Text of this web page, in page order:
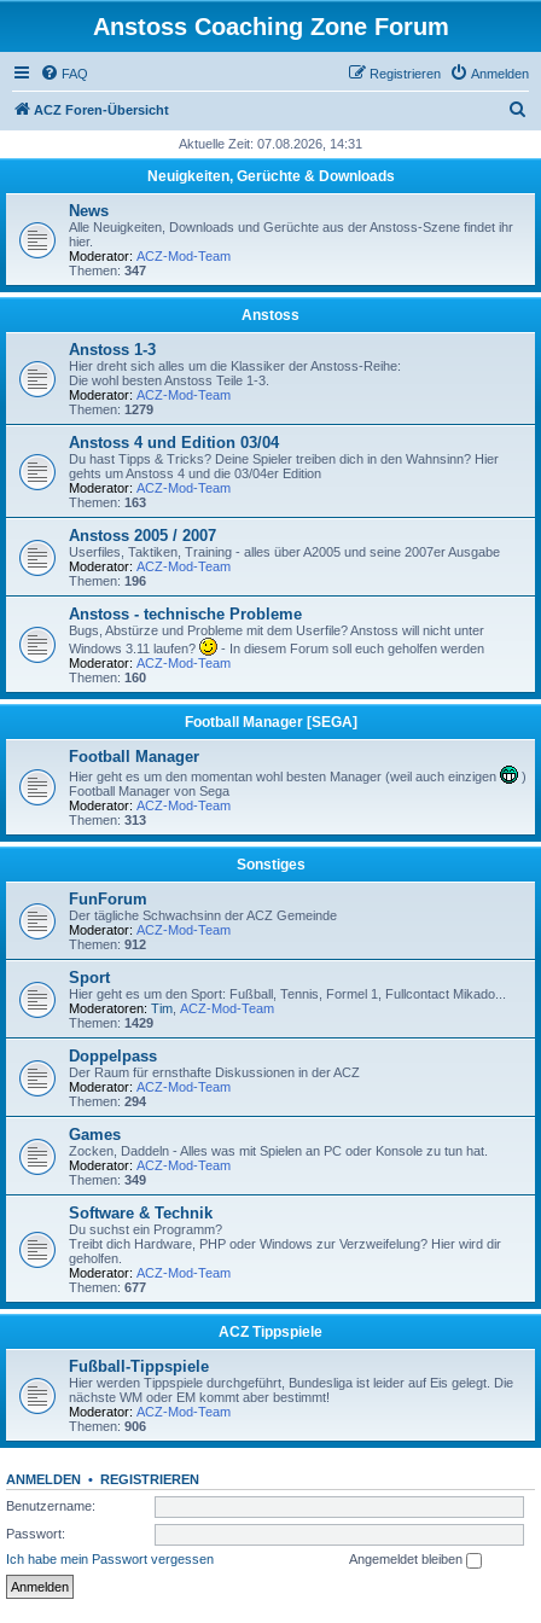
Anstoss Coaching Zone Forum
FAQ Anmelden
Registrieren
ACZ Foren-Übersicht
h
Aktuelle Zeit: 07.08.2026, 14:31
Neuigkeiten, Gerüchte & Downloads
News
Alle Neuigkeiten, Downloads und Gerüchte aus der Anstoss-Szene findet ihr
hier.
Moderator: ACZ-Mod-Team
Themen: 347
Anstoss
Anstoss 1-3
Hier dreht sich alles um die Klassiker der Anstoss-Reihe:
Die wohl besten Anstoss Teile 1-3.
Moderator: ACZ-Mod-Team
Themen: 1279
Anstoss 4 und Edition 03/04
Du hast Tipps & Tricks? Deine Spieler treiben dich in den Wahnsinn? Hier
gehts um Anstoss 4 und die 03/04er Edition
Moderator: ACZ-Mod-Team
Themen: 163
Anstoss 2005 / 2007
Userfiles, Taktiken, Training - alles über A2005 und seine 2007er Ausgabe
Moderator: ACZ-Mod-Team
Themen: 196
Anstoss - technische Probleme
Bugs, Abstürze und Probleme mit dem Userfile? Anstoss will nicht unter
Windows 3.11 laufen?
- In diesem Forum soll euch geholfen werden
Moderator: ACZ-Mod-Team
Themen: 160
Football Manager [SEGA]
Football Manager
Hier geht es um den momentan wohl besten Manager (weil auch einzigen
)
Football Manager von Sega
Moderator: ACZ-Mod-Team
Themen: 313
Sonstiges
FunForum
Der tägliche Schwachsinn der ACZ Gemeinde
Moderator: ACZ-Mod-Team
Themen: 912
Sport
Hier geht es um den Sport: Fußball, Tennis, Formel 1, Fullcontact Mikado...
Moderatoren: Tim ACZ-Mod-Team
Themen: 1429
Doppelpass
Der Raum für ernsthafte Diskussionen in der ACZ
Moderator: ACZ-Mod-Team
Themen: 294
Games
Zocken, Daddeln - Alles was mit Spielen an PC oder Konsole zu tun hat.
Moderator: ACZ-Mod-Team
Themen: 349
Software & Technik
Du suchst ein Programm?
Treibt dich Hardware, PHP oder Windows zur Verzweifelung? Hier wird dir
geholfen.
Moderator: ACZ-Mod-Team
Themen: 677
ACZ Tippspiele
Fußball-Tippspiele
Hier werden Tippspiele durchgeführt, Bundesliga ist leider auf Eis gelegt. Die
nächste WM oder EM kommt aber bestimmt!
Moderator: ACZ-Mod-Team
Themen: 906
ANMELDEN • REGISTRIEREN
Benutzername:
Passwort:
Ich habe mein Passwort vergessen
Angemeldet bleiben